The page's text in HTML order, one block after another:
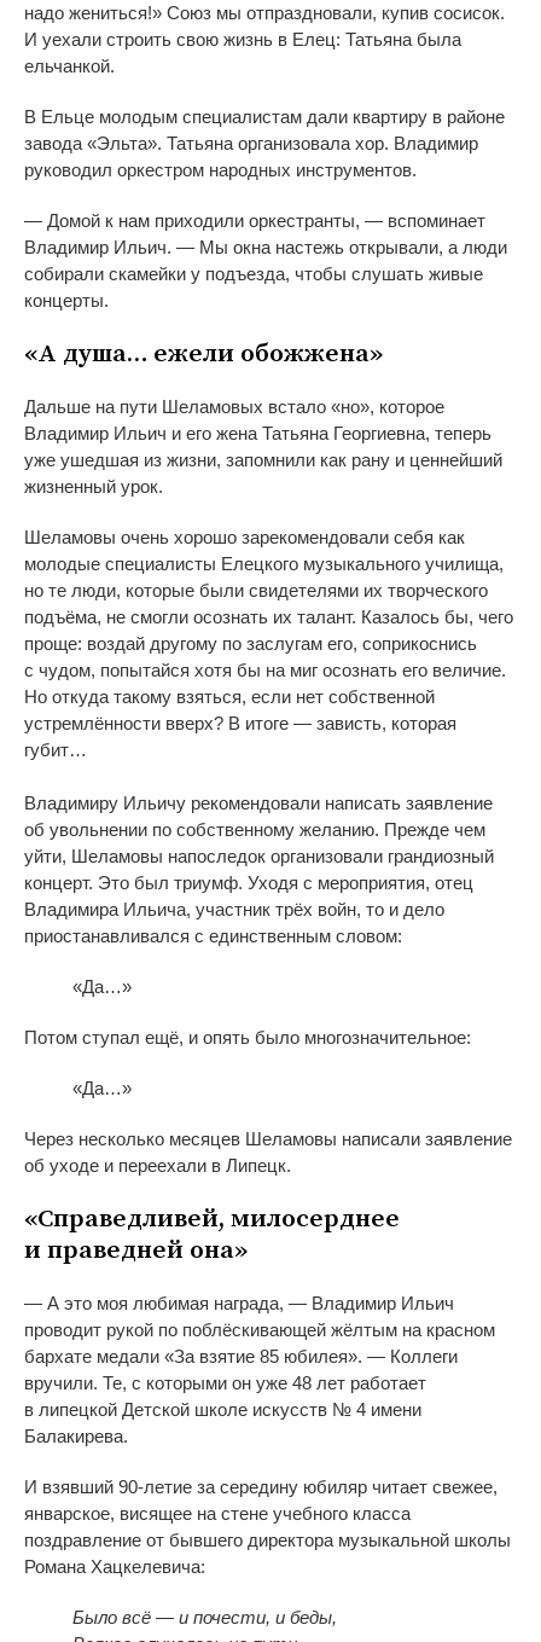
надо жениться!» Союз мы отпраздновали, купив сосисок.
И уехали строить свою жизнь в Елец: Татьяна была
ельчанкой.
В Ельце молодым специалистам дали квартиру в районе
завода «Эльта». Татьяна организовала хор. Владимир
руководил оркестром народных инструментов.
— Домой к нам приходили оркестранты, — вспоминает
Владимир Ильич. — Мы окна настежь открывали, а люди
собирали скамейки у подъезда, чтобы слушать живые
концерты.
«А душа… ежели обожжена»
Дальше на пути Шеламовых встало «но», которое
Владимир Ильич и его жена Татьяна Георгиевна, теперь
уже ушедшая из жизни, запомнили как рану и ценнейший
жизненный урок.
Шеламовы очень хорошо зарекомендовали себя как
молодые специалисты Елецкого музыкального училища,
но те люди, которые были свидетелями их творческого
подъёма, не смогли осознать их талант. Казалось бы, чего
проще: воздай другому по заслугам его, соприкоснись
с чудом, попытайся хотя бы на миг осознать его величие.
Но откуда такому взяться, если нет собственной
устремлённости вверх? В итоге — зависть, которая
губит…
Владимиру Ильичу рекомендовали написать заявление
об увольнении по собственному желанию. Прежде чем
уйти, Шеламовы напоследок организовали грандиозный
концерт. Это был триумф. Уходя с мероприятия, отец
Владимира Ильича, участник трёх войн, то и дело
приостанавливался с единственным словом:
«Да…»
Потом ступал ещё, и опять было многозначительное:
«Да…»
Через несколько месяцев Шеламовы написали заявление
об уходе и переехали в Липецк.
«Справедливей, милосерднее
и праведней она»
— А это моя любимая награда, — Владимир Ильич
проводит рукой по поблёскивающей жёлтым на красном
бархате медали «За взятие 85 юбилея». — Коллеги
вручили. Те, с которыми он уже 48 лет работает
в липецкой Детской школе искусств № 4 имени
Балакирева.
И взявший 90-летие за середину юбиляр читает свежее,
январское, висящее на стене учебного класса
поздравление от бывшего директора музыкальной школы
Романа Хацкелевича:
Было всё — и почести, и беды,